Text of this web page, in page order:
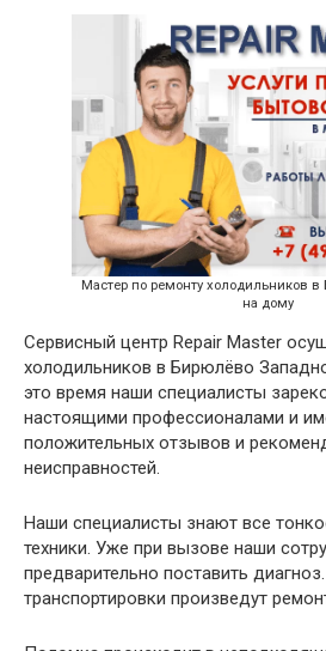
Мастер по ремонту холодильников
на дому
Сервисный центр Repair Master
холодильников в Бирюлёво
это время наши специалисты
настоящими профессионалами и
положительных отзывов и
неисправностей.
Наши специалисты знают все
техники. Уже при вызове наши
предварительно поставить
транспортировки произведут